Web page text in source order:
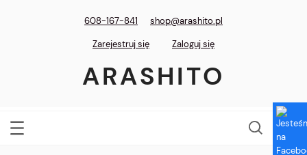
608-167-841
shop@arashito.pl
Zarejestruj się
Zaloguj się
ARASHITO